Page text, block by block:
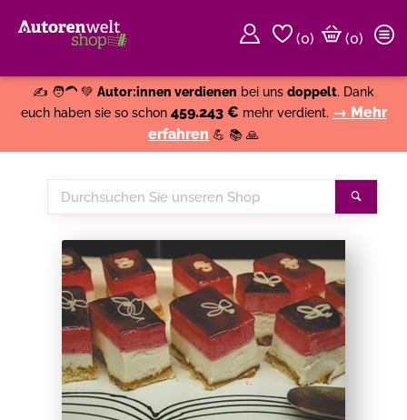
(0)
(0)
✍️ 🧑‍🦱 💚 Autor:innen verdienen bei uns doppelt. Dank
euch haben sie so schon 459.243 € mehr verdient. → Mehr
erfahren 💪 📚 🙏
Durchsuchen
Sie
Shop